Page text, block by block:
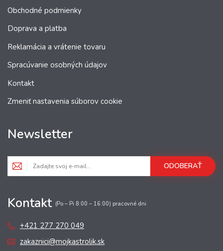
Obchodné podmienky
Doprava a platba
Reklamácia a vrátenie tovaru
Spracúvanie osobných údajov
Kontakt
Zmeniť nastavenia súborov cookie
Newsletter
ODOBERAŤ
Kontakt (Po – Pi 8:00 – 16:00) pracovné dni
+421 277 270 049
zakaznici@mojkastrolik.sk